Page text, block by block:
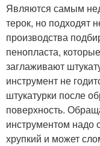
Являются самым
терок, но подходят
производства
пенопласта,
заглаживают
инструмент не
штукатурки после
поверхность.
инструментом надо
хрупкий и может